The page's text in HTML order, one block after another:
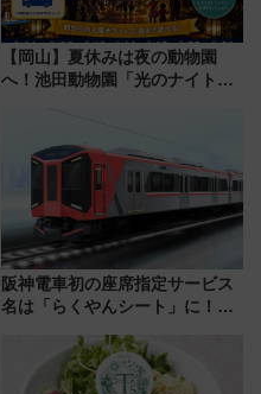
【岡山】夏休みは夜の動物園
へ！池田動物園「光のナイトズ
阪神電車初の座席指定サービス
名は「らくやんシート」に！新
を快適移動